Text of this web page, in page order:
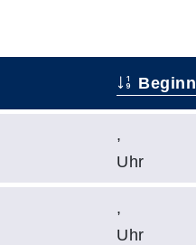
Beginn
,
Uhr
,
Uhr